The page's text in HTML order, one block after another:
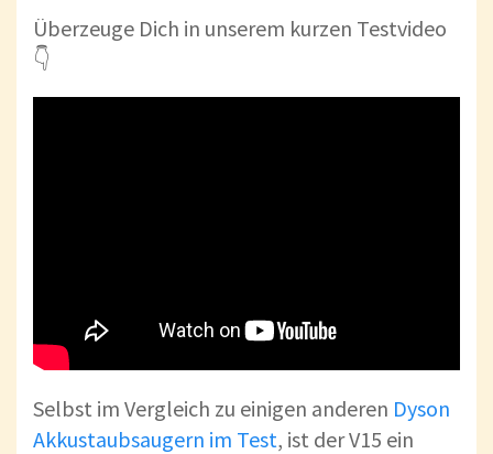
Überzeuge Dich in unserem kurzen Testvideo
👇
Selbst im Vergleich zu einigen anderen Dyson
Akkustaubsaugern im Test, ist der V15 ein